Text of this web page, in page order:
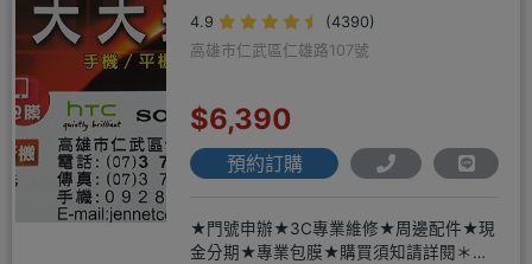
4.9
(4390)
高雄市仁武區仁雄路107號
$6,390
預約訂購
★門號申辦★3C專業維修★周邊配件★現
金分期★專業包膜★購買須知請詳閱＊來